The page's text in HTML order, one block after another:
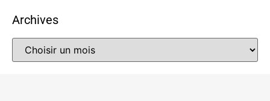
Archives